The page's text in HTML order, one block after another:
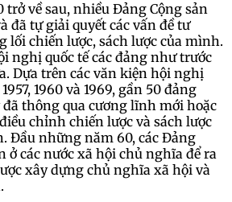
trở về sau, nhiều Đảng Cộng sản
đã tự giải quyết các vấn đề tư
lối chiến lược, sách lược của mình.
nghị quốc tế các đảng như trước
Dựa trên các văn kiện hội nghị
1960 và 1969, gần 50 đảng
thông qua cương lĩnh mới hoặc
chỉnh chiến lược và sách lược
Đầu những năm 60, các Đảng
ở các nước xã hội chủ nghĩa để ra
xây dựng chủ nghĩa xã hội và